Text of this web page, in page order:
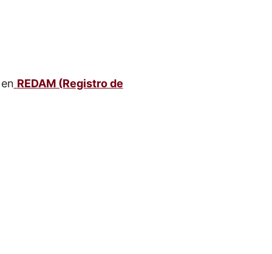
REDAM (Registro de